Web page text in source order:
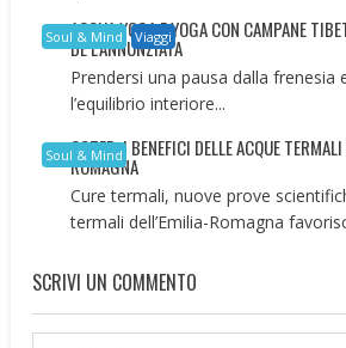
Soul & Mind Viaggi
ACQUA YOGA E YOGA CON CAMPANE
DE L’ANNUNZIATA
Prendersi una pausa dalla frenesia
l’equilibrio interiore...
Soul & Mind
COTER: I BENEFICI DELLE ACQUE TERMALI
ROMAGNA
Cure termali, nuove prove
termali dell’Emilia-Romagna
SCRIVI UN COMMENTO